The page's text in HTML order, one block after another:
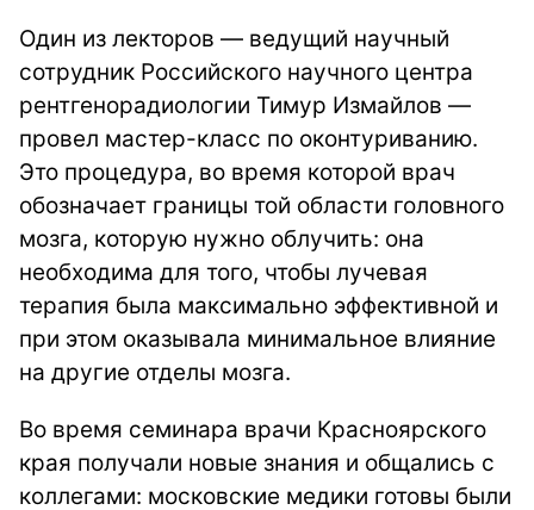
Один из лекторов — ведущий научный
сотрудник Российского научного центра
рентгенорадиологии Тимур Измайлов —
провел мастер-класс по оконтуриванию.
Это процедура, во время которой врач
обозначает границы той области головного
мозга, которую нужно облучить: она
необходима для того, чтобы лучевая
терапия была максимально эффективной и
при этом оказывала минимальное влияние
на другие отделы мозга.
Во время семинара врачи Красноярского
края получали новые знания и общались с
коллегами: московские медики готовы были